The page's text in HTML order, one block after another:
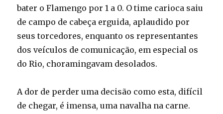
bater o Flamengo por 1 a 0. O time carioca saiu
de campo de cabeça erguida, aplaudido por
seus torcedores, enquanto os representantes
dos veículos de comunicação, em especial os
do Rio, choramingavam desolados.
A dor de perder uma decisão como esta, difícil
de chegar, é imensa, uma navalha na carne.